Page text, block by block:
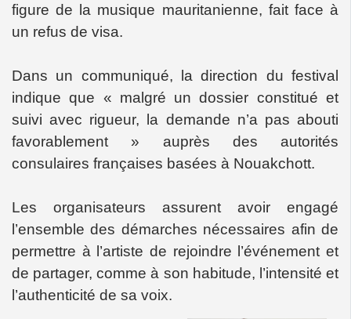
figure de la musique mauritanienne, fait face à
un refus de visa.
Dans un communiqué, la direction du festival
indique que « malgré un dossier constitué et
suivi avec rigueur, la demande n’a pas abouti
favorablement » auprès des autorités
consulaires françaises basées à Nouakchott.
Les organisateurs assurent avoir engagé
l’ensemble des démarches nécessaires afin de
permettre à l’artiste de rejoindre l’événement et
de partager, comme à son habitude, l’intensité et
l’authenticité de sa voix.